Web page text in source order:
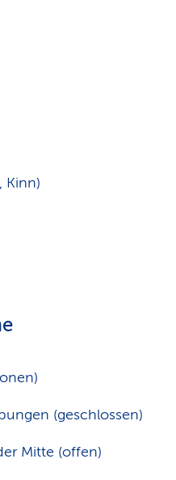
Kinn)
(geschlossen)
Mitte (offen)